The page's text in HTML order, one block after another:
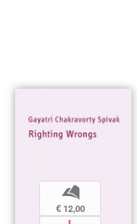
b
€ 12,00